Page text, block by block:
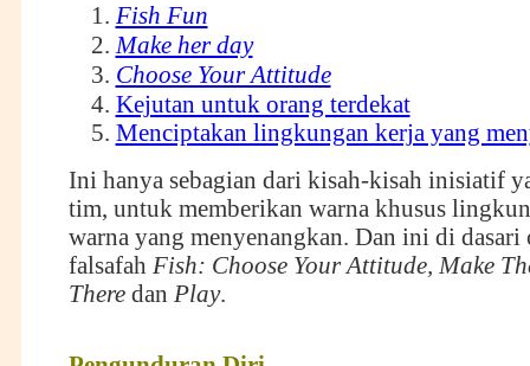
Fish Fun
Make her day
Choose Your Attitude
Kejutan untuk orang terdekat
Menciptakan lingkungan kerja yang
Ini hanya sebagian dari kisah-kisah inisiatif
tim, untuk memberikan warna khusus
warna yang menyenangkan. Dan ini di dasari
falsafah Fish: Choose Your Attitude, Make
Theredan Play.